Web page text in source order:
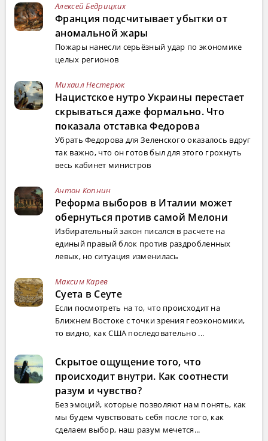
Алексей Бедрицких
Франция подсчитывает убытки от
аномальной жары
Пожары нанесли серьёзный удар по экономике
целых регионов
Михаил Нестерюк
Нацистское нутро Украины перестает
скрываться даже формально. Что
показала отставка Федорова
Убрать Федорова для Зеленского оказалось вдруг
так важно, что он готов был для этого грохнуть
весь кабинет министров
Антон Копнин
Реформа выборов в Италии может
обернуться против самой Мелони
Избирательный закон писался в расчете на
единый правый блок против раздробленных
левых, но ситуация изменилась
Максим Карев
Суета в Сеуте
Если посмотреть на то, что происходит на
Ближнем Востоке с точки зрения геоэкономики,
то видно, как США последовательно ...
Скрытое ощущение того, что
происходит внутри. Как соотнести
разум и чувство?
Без эмоций, которые позволяют нам понять, как
мы будем чувствовать себя после того, как
сделаем выбор, наш разум мечется...